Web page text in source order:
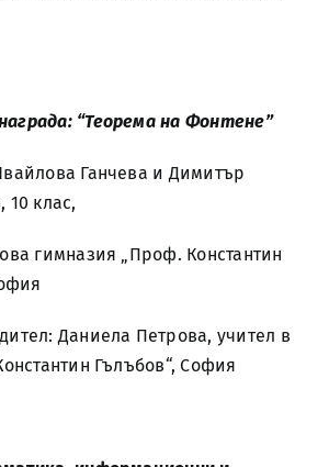
“Теорема на Фонтене”
Ганчева и Димитър
10 клас,
гимназия „Проф. Константин
Даниела Петрова, учител в
Гълъбов“, София